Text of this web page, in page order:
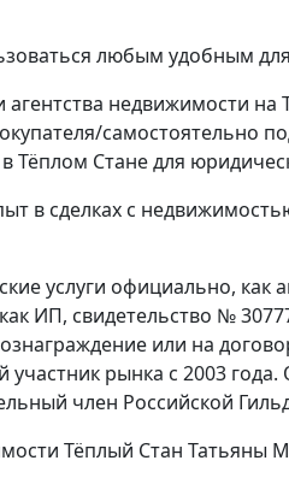
любым удобным
агентства недвижимости
самостоятельно
Тёплом Стане для
в сделках с
услуги официально, как
ИП, свидетельство №
или на
рынка с 2003
член Российской
Тёплый Стан Татьяны